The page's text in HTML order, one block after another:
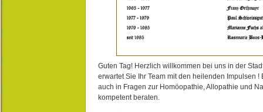
Guten Tag! Herzlich willkommen bei uns in der
erwartet Sie Ihr Team mit den heilenden Impulsen !
auch in Fragen zur Homöopathie, Allopathie und
kompetent beraten.